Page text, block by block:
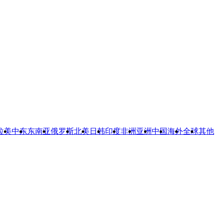
美中东东南亚俄罗斯北美 日韩印度非洲 亚洲中国海外全球其他